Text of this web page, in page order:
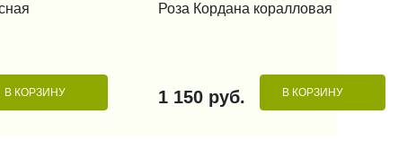
В КОРЗИНУ
Роза Кордана коралловая
1 150 руб. В КОРЗИНУ